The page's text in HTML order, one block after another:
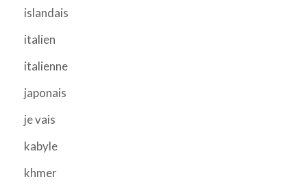
islandais
italien
italienne
japonais
je vais
kabyle
khmer